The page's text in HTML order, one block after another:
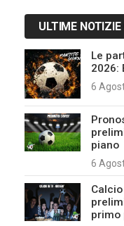
ULTIME
Le
2026:
6
piano
6
primo